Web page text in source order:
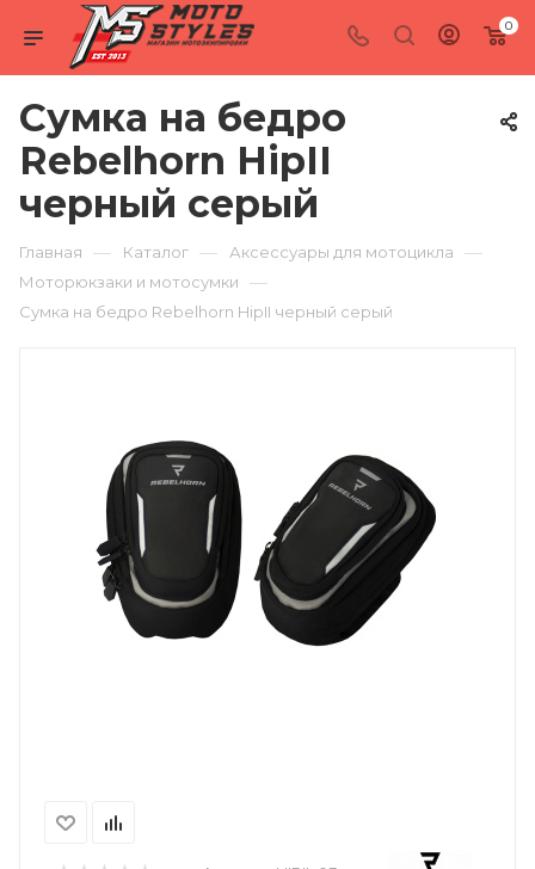
0
Сумка на бедро
Rebelhorn HipII
черный серый
Главная — Каталог — Аксессуары для мотоцикла —
Моторюкзаки и мотосумки —
Сумка на бедро Rebelhorn HipII черный серый